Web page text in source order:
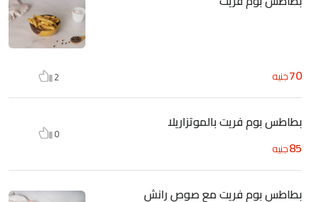
70جنيه 2
بطاطس بوم فريت بالموتزاريلا
85جنيه
0
بطاطس بوم فريت مع صوص رانش